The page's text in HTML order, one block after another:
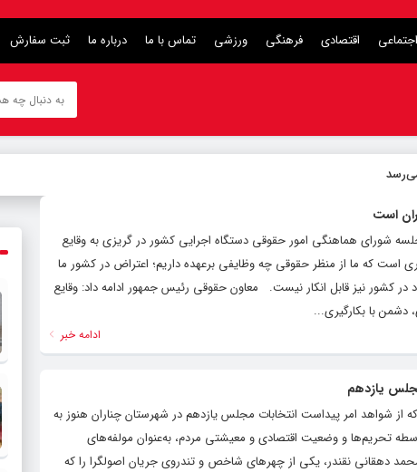
اجتماعی اقتصادی فرهنگی ورزشی تماس با ما درباره ما ثبت سفارش
است
شورای هماهنگی امور حقوقی دستگاه اجرایی کشور در گریزی به وقایع
است که ما از منظر حقوقی چه وظایفی برعهده داریم؛ اعتراض در کشور ما
کشور نیز قابل انکار نیست. معاون حقوقی رئیس جمهور ادامه داد: وقایع
دشمن با بکارگیری...
ادامه خبر
مجلس یازدهم
از شواهد امر پیداست انتخابات مجلس یازدهم در شهرستان چناران هنوز به
تحریم‌ها و وضعیت اقتصادی و معیشتی مردم، به‌عنوان مولفه‌های
دهقانی نقندر، یکی از چهرهای شاخص و تندروی جریان اصولگرا را که